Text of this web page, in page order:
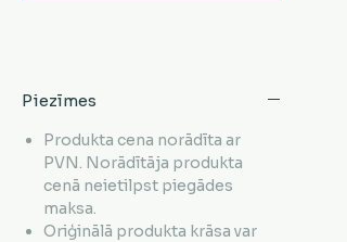
Piezīmes
Produkta cena norādīta ar
PVN. Norādītāja produkta
cenā neietilpst piegādes
maksa.
Oriģinālā produkta krāsa var